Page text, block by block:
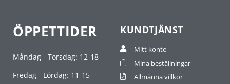
ÖPPETTIDER
Måndag - Torsdag: 12-18
Fredag - Lördag: 11-15
KUNDTJÄNST
Mitt konto
Mina beställningar
Allmänna villkor